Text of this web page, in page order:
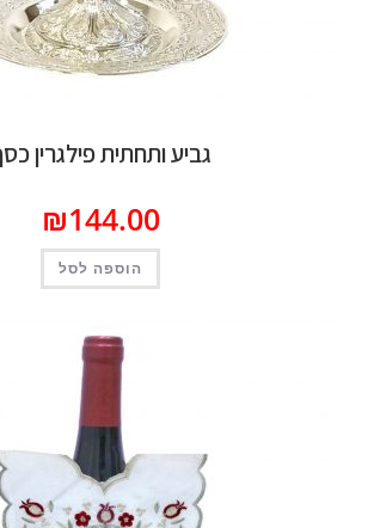
גביע ותחתית פילגרין כסף
₪144.00
הוספה לסל